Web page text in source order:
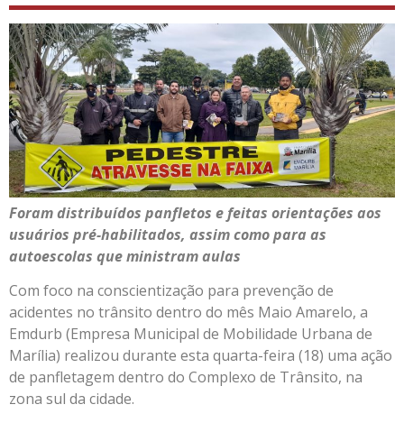
Foram distribuídos panfletos e feitas orientações aos
usuários pré-habilitados, assim como para as
autoescolas que ministram aulas
Com foco na conscientização para prevenção de
acidentes no trânsito dentro do mês Maio Amarelo, a
Emdurb (Empresa Municipal de Mobilidade Urbana de
Marília) realizou durante esta quarta-feira (18) uma ação
de panfletagem dentro do Complexo de Trânsito, na
zona sul da cidade.